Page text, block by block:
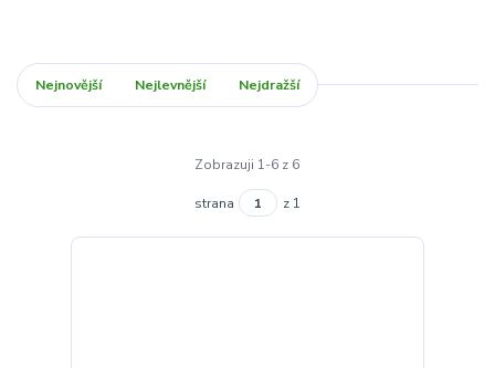
Nejnovější Nejlevnější Nejdražší
Zobrazuji 1-6 z 6
strana z 1